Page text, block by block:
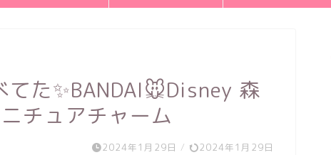
た✨BANDAI🐭Disney 森
チュアチャーム
2024年1月29日 / 2024年1月29日